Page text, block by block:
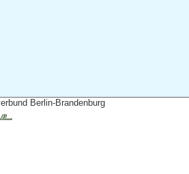
Berlin-Brandenburg